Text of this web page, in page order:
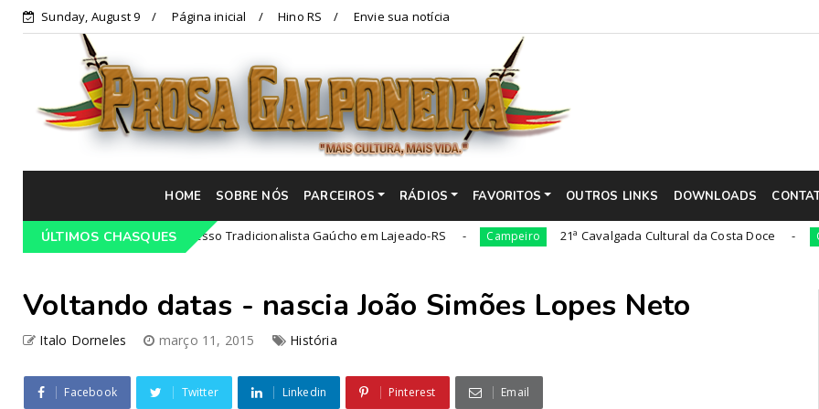
Sunday, August 9 Página inicial Hino RS Envie sua notícia
HOME SOBRE NÓS PARCEIROS RÁDIOS FAVORITOS OUTROS LINKS DOWNLOADS
ÚLTIMOS CHASQUES
do 68º Congresso Tradicionalista Gaúcho em Lajeado-RS Campeiro 21ª Cavalgada Cultural da Costa Doce Campeiro
Voltando datas - nascia João Simões Lopes Neto
Italo Dorneles março 11, 2015 História
Facebook Twitter Linkedin Pinterest Email